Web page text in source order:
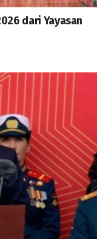
dari Yayasan